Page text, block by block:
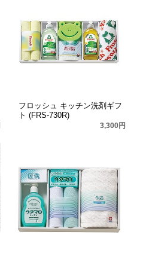
フロッシュ キッチン洗剤ギフ
ト (FRS-730R)
3,300円